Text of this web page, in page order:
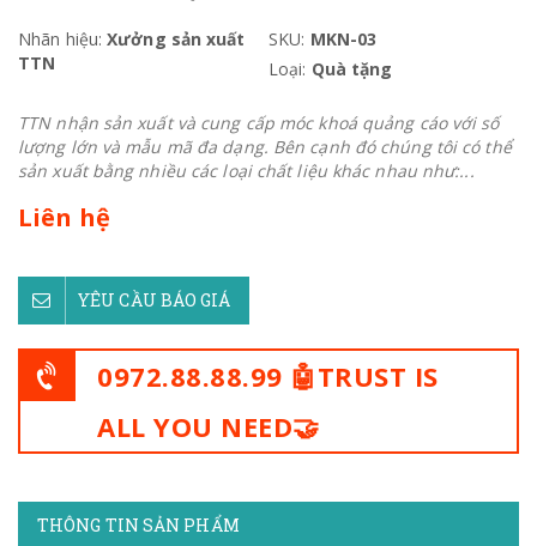
Nhãn hiệu: Xưởng sản xuất
TTN
SKU: MKN-03
Loại: Quà tặng
TTN nhận sản xuất và cung cấp móc khoá quảng cáo với số
lượng lớn và mẫu mã đa dạng. Bên cạnh đó chúng tôi có thể
sản xuất bằng nhiều các loại chất liệu khác nhau như:...
Liên hệ
YÊU CẦU BÁO GIÁ
0972.88.88.99 🤖TRUST IS
ALL YOU NEED🤝
THÔNG TIN SẢN PHẨM